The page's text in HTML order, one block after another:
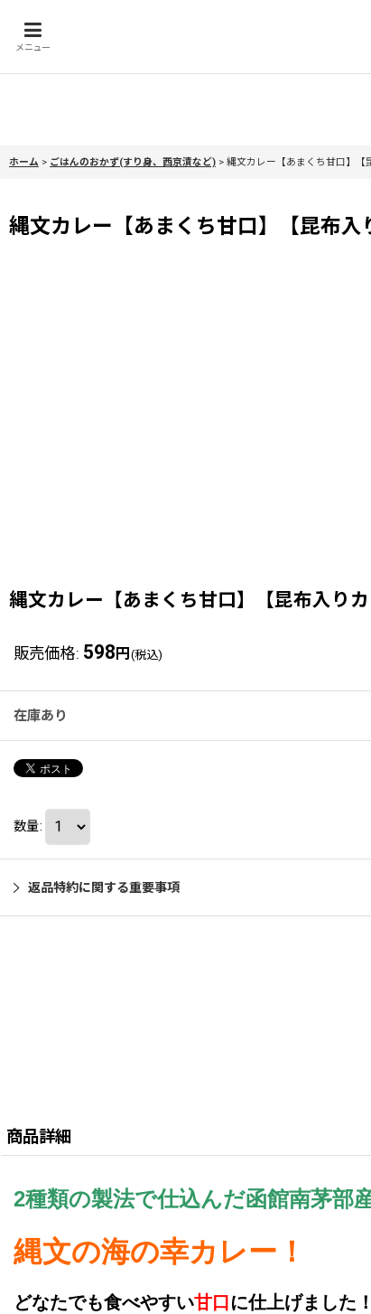
メニュー
ホーム > ごはんのおかず(すり身、西京漬など) > 縄文カレー【あまくち甘口】【
縄文カレー【あまくち甘口】【昆布
縄文カレー【あまくち甘口】【昆布入り
販売価格: 598 円 (税込)
在庫あり
数量:
返品特約に関する重要事項
商品詳細
2種類の製法で仕込んだ函館南茅部
縄文の海の幸カレー！
どなたでも食べやすい甘口 に仕上げました！